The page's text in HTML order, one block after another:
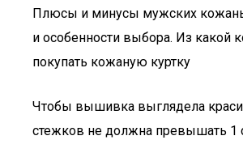
Плюсы и минусы мужских
и особенности выбора. Из какой
покупать кожаную куртку
Чтобы вышивка выглядела
стежков не должна превышать 1